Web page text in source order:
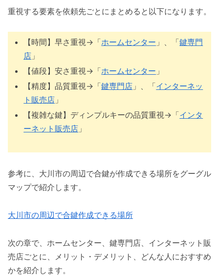
重視する要素を依頼先ごとにまとめると以下になります。
【時間】早さ重視→「ホームセンター 」、「鍵専門
店 」
【値段】安さ重視→「ホームセンター 」
【精度】品質重視→「鍵専門店 」、「インターネッ
ト販売店 」
【複雑な鍵】ディンプルキーの品質重視→「インタ
ーネット販売店 」
参考に、大川市の周辺で合鍵が作成できる場所をグーグル
マップで紹介します。
大川市の周辺で合鍵作成できる場所
次の章で、ホームセンター、鍵専門店、インターネット販
売店ごとに、メリット・デメリット、どんな人におすすめ
かを紹介します。